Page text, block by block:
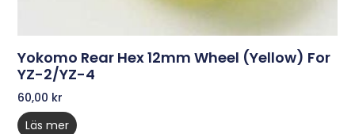
Yokomo Rear Hex 12mm Wheel (Yellow) For
YZ-2/YZ-4
60,00 kr
Läs mer